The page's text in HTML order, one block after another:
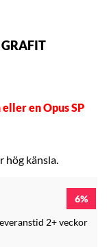
en Opus SP
hög känsla.
6
2+ veckor